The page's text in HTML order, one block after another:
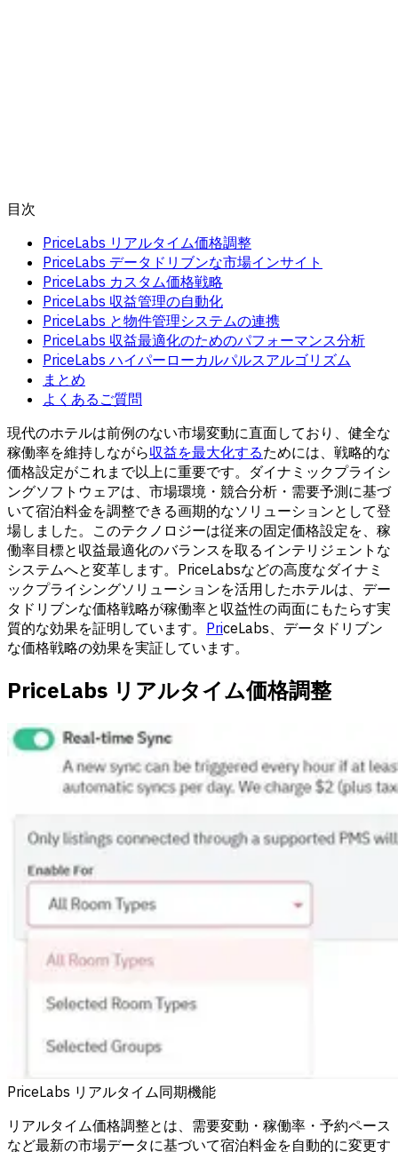
目次
PriceLabs リアルタイム価格調整
PriceLabs データドリブンな市場インサイト
PriceLabs カスタム価格戦略
PriceLabs 収益管理の自動化
PriceLabs と物件管理システムの連携
PriceLabs 収益最適化のためのパフォーマンス分析
PriceLabs ハイパーローカルパルスアルゴリズム
まとめ
よくあるご質問
現代のホテルは前例のない市場変動に直面しており、健全な
稼働率を維持しながら収益を最大化するためには、戦略的な
価格設定がこれまで以上に重要です。ダイナミックプライシ
ングソフトウェアは、市場環境・競合分析・需要予測に基づ
いて宿泊料金を調整できる画期的なソリューションとして登
場しました。このテクノロジーは従来の固定価格設定を、稼
働率目標と収益最適化のバランスを取るインテリジェントな
システムへと変革します。PriceLabsなどの高度なダイナミ
ックプライシングソリューションを活用したホテルは、デー
タドリブンな価格戦略が稼働率と収益性の両面にもたらす実
質的な効果を証明しています。 PriceLabs、データドリブン
な価格戦略の効果を実証しています。
PriceLabs リアルタイム価格調整
PriceLabs リアルタイム同期機能
リアルタイム価格調整とは、需要変動・稼働率・予約ペース
など最新の市場データに基づいて宿泊料金を自動的に変更す